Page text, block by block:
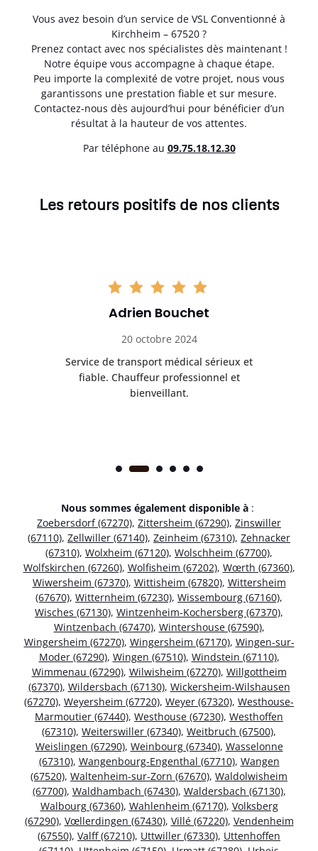
Vous avez besoin d’un service de VSL Conventionné à
Kirchheim – 67520 ?
Prenez contact avec nos spécialistes dès maintenant !
Notre équipe vous accompagne à chaque étape.
Peu importe la complexité de votre projet, nous vous
garantissons une prestation fiable et sur mesure.
Contactez-nous dès aujourd’hui pour bénéficier d’un
résultat à la hauteur de vos attentes.
Par téléphone au 09.75.18.12.30
Les retours positifs de nos clients
Adrien Bouchet
20 octobre 2024
Service de transport médical sérieux et
fiable. Chauffeur professionnel et
bienveillant.
Nous sommes également disponible à :
Zoebersdorf (67270), Zittersheim (67290), Zinswiller
(67110), Zellwiller (67140), Zeinheim (67310), Zehnacker
(67310), Wolxheim (67120), Wolschheim (67700),
Wolfskirchen (67260), Wolfisheim (67202), Wœrth (67360),
Wiwersheim (67370), Wittisheim (67820), Wittersheim
(67670), Witternheim (67230), Wissembourg (67160),
Wisches (67130), Wintzenheim-Kochersberg (67370),
Wintzenbach (67470), Wintershouse (67590),
Wingersheim (67270), Wingersheim (67170), Wingen-sur-
Moder (67290), Wingen (67510), Windstein (67110),
Wimmenau (67290), Wilwisheim (67270), Willgottheim
(67370), Wildersbach (67130), Wickersheim-Wilshausen
(67270), Weyersheim (67720), Weyer (67320), Westhouse-
Marmoutier (67440), Westhouse (67230), Westhoffen
(67310), Weiterswiller (67340), Weitbruch (67500),
Weislingen (67290), Weinbourg (67340), Wasselonne
(67310), Wangenbourg-Engenthal (67710), Wangen
(67520), Waltenheim-sur-Zorn (67670), Waldolwisheim
(67700), Waldhambach (67430), Waldersbach (67130),
Walbourg (67360), Wahlenheim (67170), Volksberg
(67290), Vœllerdingen (67430), Villé (67220), Vendenheim
(67550), Valff (67210), Uttwiller (67330), Uttenhoffen